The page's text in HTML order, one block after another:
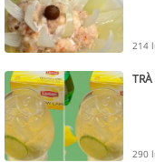
214
290